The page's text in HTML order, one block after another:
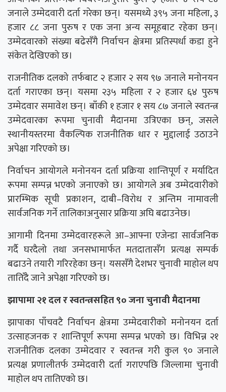
जनाले उम्मेदवारी दर्ता गरेका छन्। यसमध्ये ३९५ जना महिला, ३
हजार ८८ जना पुरुष र एक जना अन्य समूहबाट रहेका छन्।
उम्मेदवारको संख्या बढेसँगै निर्वाचन क्षेत्रमा प्रतिस्पर्धा कडा हुने
संकेत देखिएको छ।
राजनीतिक दलको तर्फबाट २ हजार २ सय ९७ जनाले मनोनयन
दर्ता गराएका छन्। यसमा २३५ महिला र २ हजार ६४ पुरुष
उम्मेदवार समावेश छन्। बाँकी १ हजार १ सय ८७ जनाले स्वतन्त्र
उम्मेदवारका रूपमा चुनावी मैदानमा उत्रिएका छन्, जसले
स्थानीयस्तरमा वैकल्पिक राजनीतिक धार र मुद्दालाई उठाउने
अपेक्षा गरिएको छ।
निर्वाचन आयोगले मनोनयन दर्ता प्रक्रिया शान्तिपूर्ण र मर्यादित
रूपमा सम्पन्न भएको जनाएको छ। आयोगले अब उम्मेदवारीको
प्रारम्भिक सूची प्रकाशन, दाबी–विरोध र अन्तिम नामावली
सार्वजनिक गर्ने तालिकाअनुसार प्रक्रिया अघि बढाउनेछ।
आगामी दिनमा उम्मेदवारहरूले आ–आफ्ना एजेन्डा सार्वजनिक
गर्दै घरदैलो तथा जनसभामार्फत मतदातासँग प्रत्यक्ष सम्पर्क
बढाउने तयारी गरिरहेका छन्। यससँगै देशभर चुनावी माहोल थप
तातिँदै जाने अपेक्षा गरिएको छ।
झापामा २१ दल र स्वतन्त्रसहित ९० जना चुनावी मैदानमा
झापाका पाँचवटै निर्वाचन क्षेत्रमा उम्मेदवारीको मनोनयन दर्ता
उत्साहजनक र शान्तिपूर्ण रूपमा सम्पन्न भएको छ। विभिन्न २१
राजनीतिक दलका उम्मेदवार र स्वतन्त्र गरी कुल ९० जनाले
प्रत्यक्ष प्रणालीतर्फ उम्मेदवारी दर्ता गराएपछि जिल्लामा चुनावी
माहोल थप तातिएको छ।